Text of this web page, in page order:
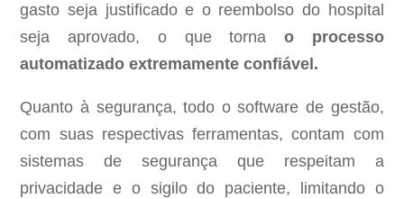
gasto seja justificado e o reembolso do hospital
seja aprovado, o que torna o processo
automatizado extremamente confiável.
Quanto à segurança, todo o software de gestão,
com suas respectivas ferramentas, contam com
sistemas de segurança que respeitam a
privacidade e o sigilo do paciente, limitando o